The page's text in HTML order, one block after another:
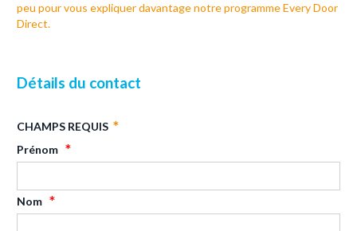
peu pour vous expliquer davantage notre programme Every Door
Direct.
Détails du contact
CHAMPS REQUIS
Prénom
Nom